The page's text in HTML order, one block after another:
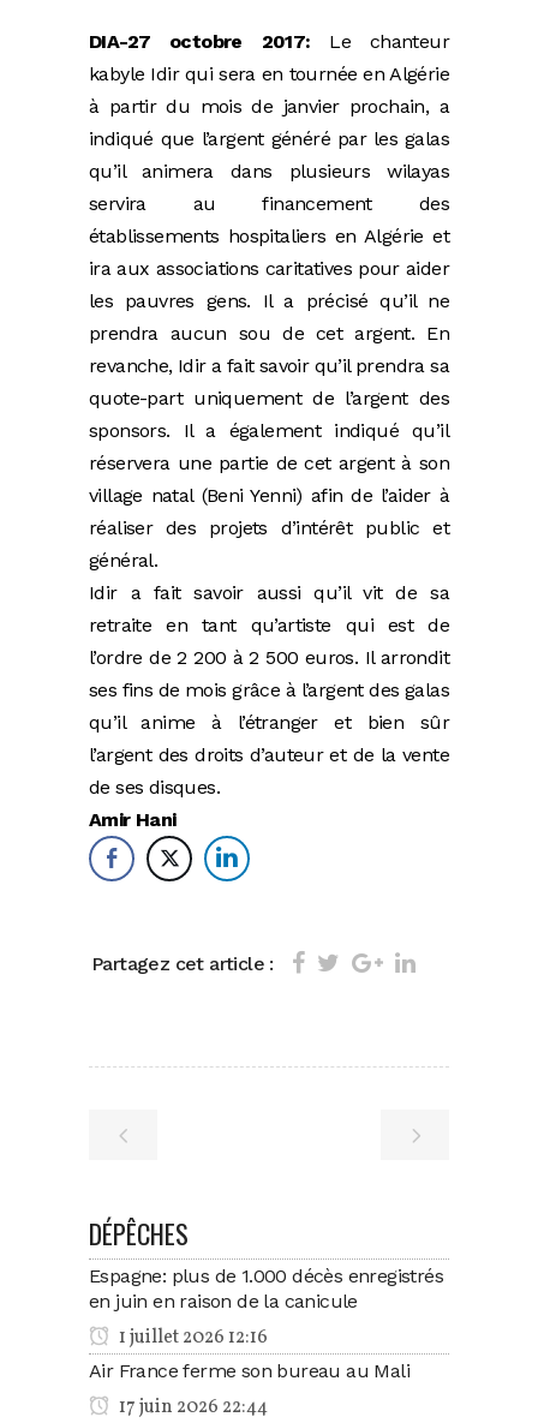
DIA-27 octobre 2017: Le chanteur
kabyle Idir qui sera en tournée en Algérie
à partir du mois de janvier prochain, a
indiqué que l’argent généré par les galas
qu’il animera dans plusieurs wilayas
servira au financement des
établissements hospitaliers en Algérie et
ira aux associations caritatives pour aider
les pauvres gens. Il a précisé qu’il ne
prendra aucun sou de cet argent. En
revanche, Idir a fait savoir qu’il prendra sa
quote-part uniquement de l’argent des
sponsors. Il a également indiqué qu’il
réservera une partie de cet argent à son
village natal (Beni Yenni) afin de l’aider à
réaliser des projets d’intérêt public et
général.
Idir a fait savoir aussi qu’il vit de sa
retraite en tant qu’artiste qui est de
l’ordre de 2 200 à 2 500 euros. Il arrondit
ses fins de mois grâce à l’argent des galas
qu’il anime à l’étranger et bien sûr
l’argent des droits d’auteur et de la vente
de ses disques.
Amir Hani
Partagez cet article :
DÉPÊCHES
Espagne: plus de 1.000 décès enregistrés
en juin en raison de la canicule
1 juillet 2026 12:16
Air France ferme son bureau au Mali
17 juin 2026 22:44